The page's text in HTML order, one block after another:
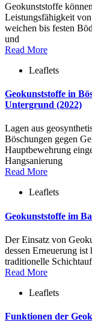
Geokunststoffe
Leistungsfähigkeit
weichen bis festen
und
Read More
Leaflets
Geokunststoffe in
Untergrund (2022)
Lagen aus
Böschungen gegen
Hauptbewehrung
Hangsanierung
Read More
Leaflets
Geokunststoffe im
Der Einsatz von
dessen Erneuerung
traditionelle
Read More
Leaflets
Funktionen der